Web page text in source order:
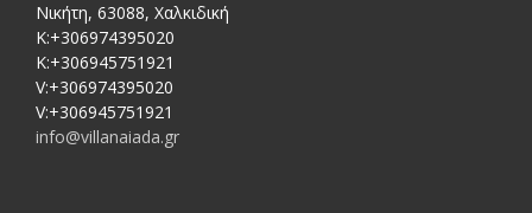
Νικήτη, 63088, Χαλκιδική
Κ:+306974395020
Κ:+306945751921
V:+306974395020
V:+306945751921
info@villanaiada.gr